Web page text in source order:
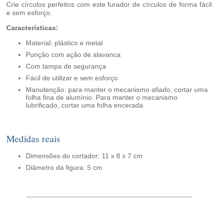
Crie círculos perfeitos com este furador de círculos de forma fácil
e sem esforço.
Características:
Material: plástico e metal
Punção com ação de alavanca
Com tampa de segurança
Fácil de utilizar e sem esforço
Manutenção: para manter o mecanismo afiado, cortar uma
folha fina de alumínio. Para manter o mecanismo
lubrificado, cortar uma folha encerada.
Medidas reais
Dimensões do cortador: 11 x 8 x 7 cm
Diâmetro da figura: 5 cm